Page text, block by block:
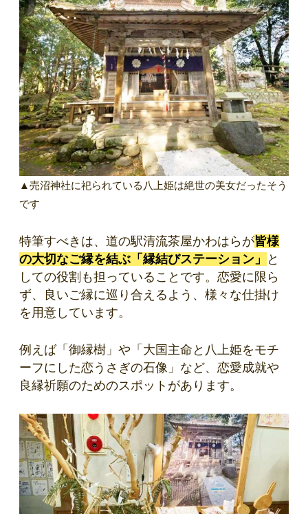
▲売沼神社に祀られている八上姫は絶世の美女だったそう
です
特筆すべきは、道の駅清流茶屋かわはらが皆様
の大切なご縁を結ぶ「縁結びステーション」
と
しての役割も担っていることです。恋愛に限ら
ず、良いご縁に巡り合えるよう、様々な仕掛け
を用意しています。
例えば「御縁樹」や「大国主命と八上姫をモチ
ーフにした恋うさぎの石像」など、恋愛成就や
良縁祈願のためのスポットがあります。